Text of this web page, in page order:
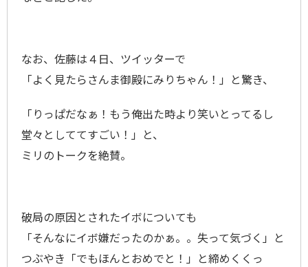
なお、佐藤は４日、ツイッターで
「よく見たらさんま御殿にみりちゃん！」と驚き、
「りっぱだなぁ！もう俺出た時より笑いとってるし
堂々としててすごい！」と、
ミリのトークを絶賛。
破局の原因とされたイボについても
「そんなにイボ嫌だったのかぁ。。失って気づく」と
つぶやき「でもほんとおめでと！」と締めくくっ